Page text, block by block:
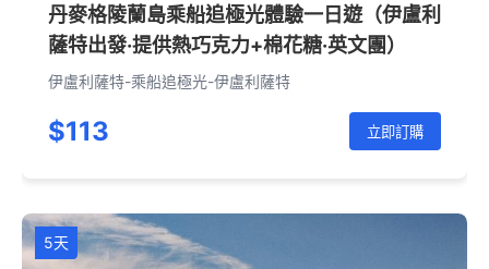
丹麥格陵蘭島乘船追極光體驗一日遊（伊盧利
薩特出發·提供熱巧克力+棉花糖·英文團）
伊盧利薩特-乘船追極光-伊盧利薩特
$113 立即訂購
5天